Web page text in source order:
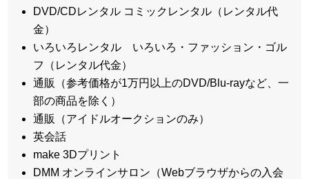
DVD/CDレンタル コミックレンタル（レンタル代
金）
いろいろレンタル いろいろ・ファッション・ゴル
フ（レンタル代金）
通販（参考価格が1万円以上のDVD/Blu-rayなど、一
部の商品を除く）
通販（アイドルオークションのみ）
英会話
make 3Dプリント
DMM オンラインサロン（Webブラウザからの入会